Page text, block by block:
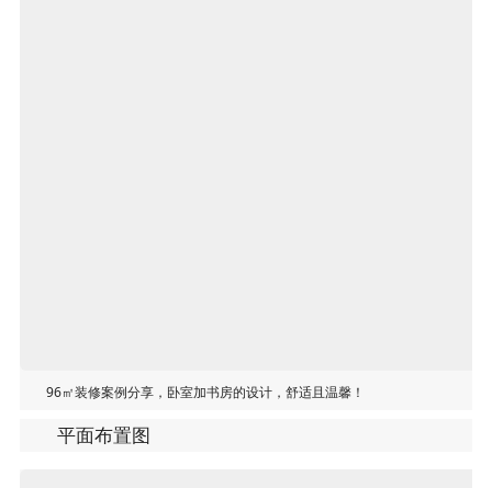
96㎡装修案例分享，卧室加书房的设计，舒适且温馨！
平面布置图